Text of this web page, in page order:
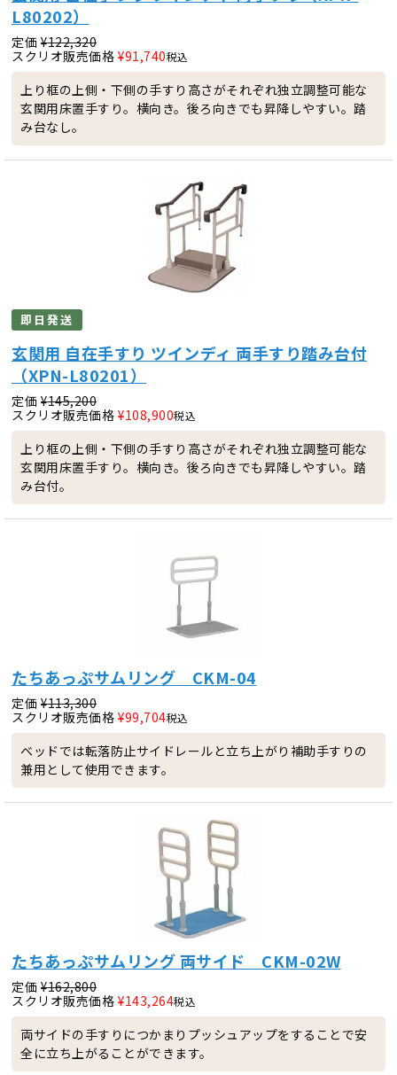
L80202）
定価 ¥122,320
スクリオ販売価格 ¥91,740税込
上り框の上側・下側の手すり高さがそれぞれ独立調整可能な
玄関用床置手すり。横向き。後ろ向きでも昇降しやすい。踏
み台なし。
即日発送
玄関用 自在手すり ツインディ 両手すり踏み台付
（XPN-L80201）
定価 ¥145,200
スクリオ販売価格 ¥108,900税込
上り框の上側・下側の手すり高さがそれぞれ独立調整可能な
玄関用床置手すり。横向き。後ろ向きでも昇降しやすい。踏
み台付。
たちあっぷサムリング CKM-04
定価 ¥113,300
スクリオ販売価格 ¥99,704税込
ベッドでは転落防止サイドレールと立ち上がり補助手すりの
兼用として使用できます。
たちあっぷサムリング 両サイド CKM-02W
定価 ¥162,800
スクリオ販売価格 ¥143,264税込
両サイドの手すりにつかまりプッシュアップをすることで安
全に立ち上がることができます。